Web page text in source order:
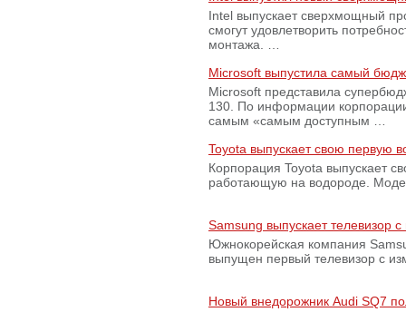
Intel выпускает сверхмощный
смогут удовлетворить
монтажа. …
Microsoft выпустила самый
Microsoft представила
130. По информации
самым «самым доступным …
Toyota выпускает свою первую
Корпорация Toyota выпускает
работающую на водороде.
Samsung выпускает телевизор
Южнокорейская компания
выпущен первый телевизор с
Новый внедорожник Audi SQ7